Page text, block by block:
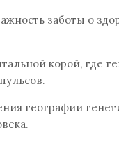
заботы о
корой, где
географии